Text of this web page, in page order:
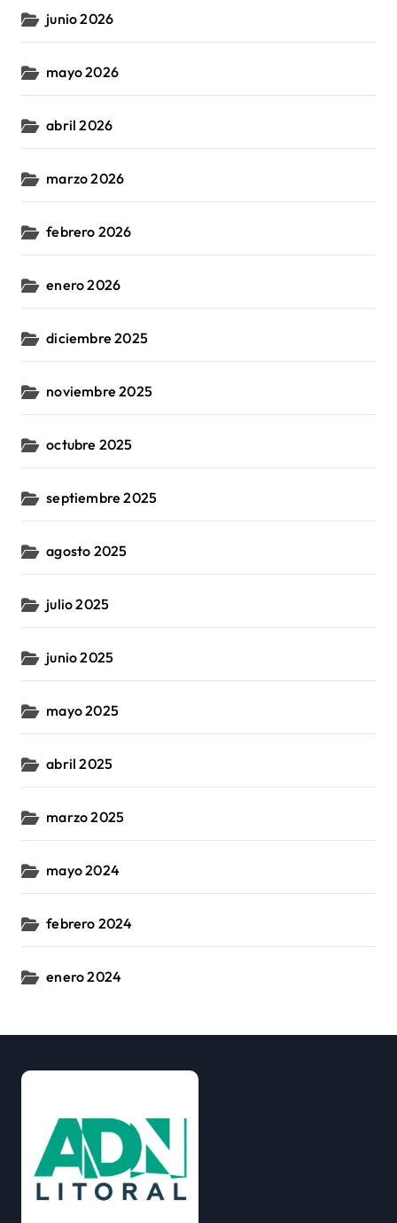
junio 2026
mayo 2026
abril 2026
marzo 2026
febrero 2026
enero 2026
diciembre 2025
noviembre 2025
octubre 2025
septiembre 2025
agosto 2025
julio 2025
junio 2025
mayo 2025
abril 2025
marzo 2025
mayo 2024
febrero 2024
enero 2024